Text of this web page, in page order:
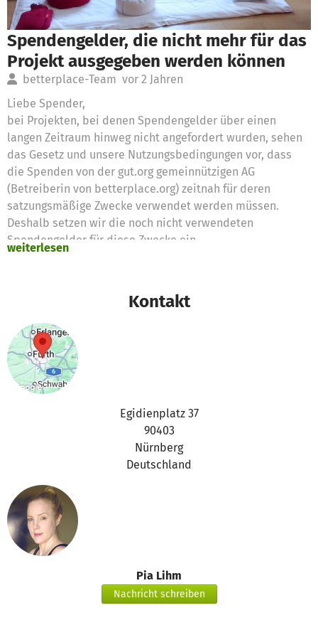
Spendengelder, die nicht mehr für das
Projekt ausgegeben werden können
betterplace-Team vor 2 Jahren
Liebe Spender,
bei Projekten, bei denen Spendengelder über einen
langen Zeitraum hinweg nicht angefordert wurden, sehen
das Gesetz und unsere Nutzungsbedingungen vor, dass
die Spenden von der gut.org gemeinnützigen AG
(Betreiberin von betterplace.org) zeitnah für deren
satzungsmäßige Zwecke verwendet werden müssen.
Deshalb setzen wir die noch nicht verwendeten
Spendengelder für diese Zwecke ein
weiterlesen
Kontakt
Egidienplatz 37
90403
Nürnberg
Deutschland
Pia Lihm
Nachricht schreiben